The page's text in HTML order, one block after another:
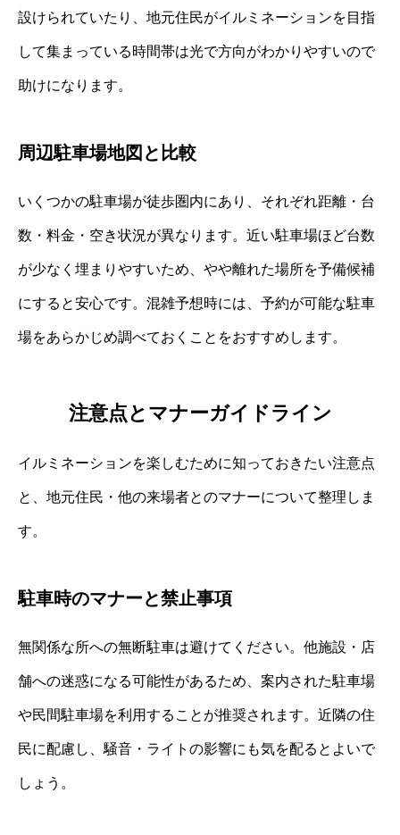
設けられていたり、地元住民がイルミネーションを目指
して集まっている時間帯は光で方向がわかりやすいので
助けになります。
周辺駐車場地図と比較
いくつかの駐車場が徒歩圏内にあり、それぞれ距離・台
数・料金・空き状況が異なります。近い駐車場ほど台数
が少なく埋まりやすいため、やや離れた場所を予備候補
にすると安心です。混雑予想時には、予約が可能な駐車
場をあらかじめ調べておくことをおすすめします。
注意点とマナーガイドライン
イルミネーションを楽しむために知っておきたい注意点
と、地元住民・他の来場者とのマナーについて整理しま
す。
駐車時のマナーと禁止事項
無関係な所への無断駐車は避けてください。他施設・店
舗への迷惑になる可能性があるため、案内された駐車場
や民間駐車場を利用することが推奨されます。近隣の住
民に配慮し、騒音・ライトの影響にも気を配るとよいで
しょう。